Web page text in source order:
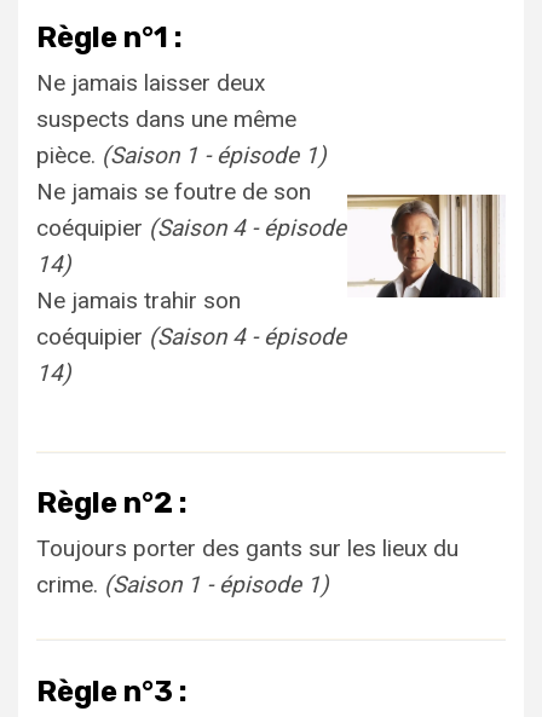
Règle n°1 :
Ne jamais laisser deux
suspects dans une même
pièce. (Saison 1 - épisode 1)
Ne jamais se foutre de son
coéquipier (Saison 4 - épisode
14)
Ne jamais trahir son
coéquipier (Saison 4 - épisode
14)
Règle n°2 :
Toujours porter des gants sur les lieux du
crime. (Saison 1 - épisode 1)
Règle n°3 :